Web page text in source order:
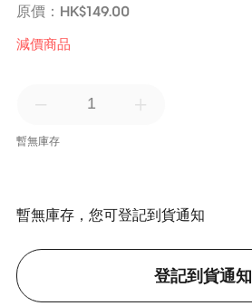
原價： HK$149.00
減價商品
暫無庫存
暫無庫存，您可登記到貨通知
登記到貨通知